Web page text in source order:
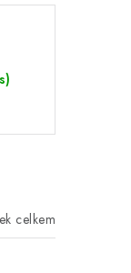
celkem